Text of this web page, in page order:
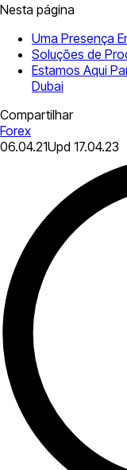
Nesta página
Uma Presença
Soluções de
Estamos Aqui
Dubai
Compartilhar
Forex
06.04.21Upd 17.04.23